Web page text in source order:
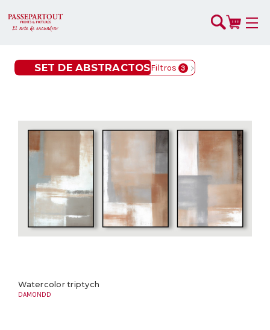
SET DE ABSTRACTOSFiltros 3
Watercolor triptych
DAMONDD